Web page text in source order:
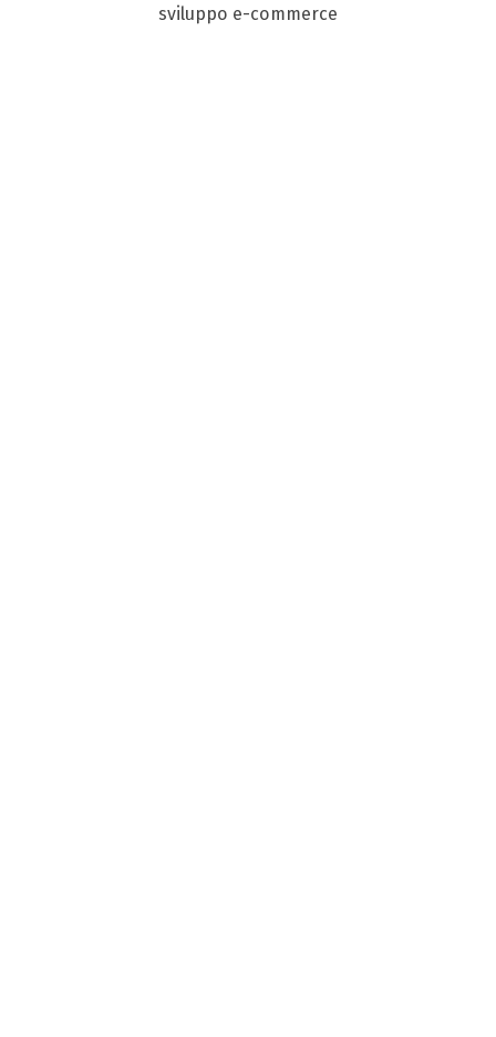
sviluppo e-commerce